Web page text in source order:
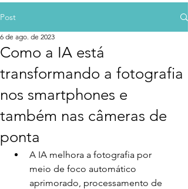
Post
Como a IA está
transformando a fotografia
nos smartphones e
também nas câmeras de
ponta
6 de ago. de 2023
A IA melhora a fotografia por
meio de foco automático
aprimorado, processamento de